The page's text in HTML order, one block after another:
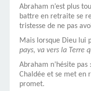
Abraham n’est plus
battre en retraite se
tristesse de ne pas
Mais lorsque Dieu lui
pays, va vers la Terre
Abraham n’hésite
Chaldée et se met en
promet.